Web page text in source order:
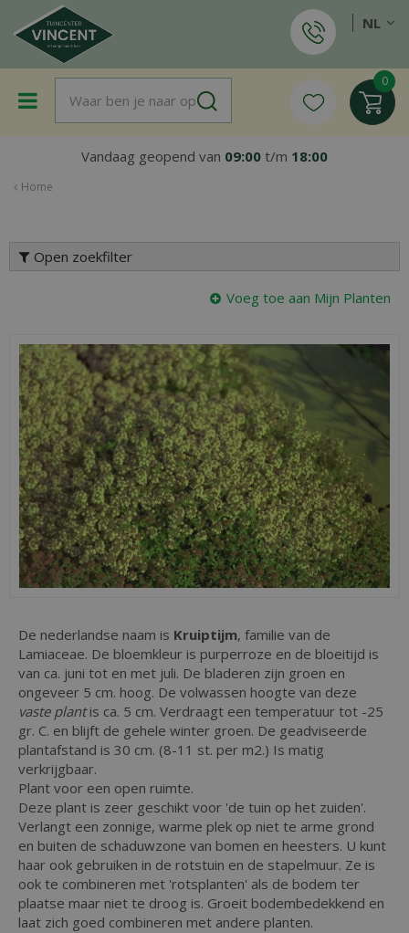
a
Home
Vandaag geopend van 09:00 t/m 18:00
NL
Open zoekfilter
Voeg toe aan Mijn Planten
De nederlandse naam is Kruiptijm, familie van de
Lamiaceae. De bloemkleur is purperroze en de bloeitijd is
van ca. juni tot en met juli. De bladeren zijn groen en
ongeveer 5 cm. hoog. De volwassen hoogte van deze
vaste plantis ca. 5 cm. Verdraagt een temperatuur tot -25
gr. C. en blijft de gehele winter groen. De geadviseerde
plantafstand is 30 cm. (8-11 st. per m2.) Is matig
verkrijgbaar.
Plant voor een open ruimte.
Deze plant is zeer geschikt voor 'de tuin op het zuiden'.
Verlangt een zonnige, warme plek op niet te arme grond
en buiten de schaduwzone van bomen en heesters. U kunt
haar ook gebruiken in de rotstuin en de stapelmuur. Ze is
ook te combineren met 'rotsplanten' als de bodem ter
plaatse maar niet te droog is. Groeit bodembedekkend en
laat zich goed combineren met andere planten.